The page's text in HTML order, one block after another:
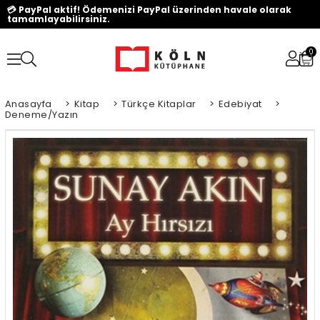
💳 PayPal aktif! Ödemenizi PayPal üzerinden havale olarak
tamamlayabilirsiniz.
0
Anasayfa > Kitap > Türkçe Kitaplar > Edebiyat >
Deneme/Yazın